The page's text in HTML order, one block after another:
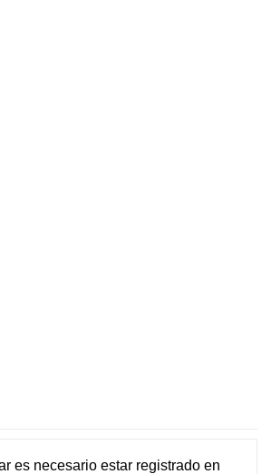
es necesario estar registradoen